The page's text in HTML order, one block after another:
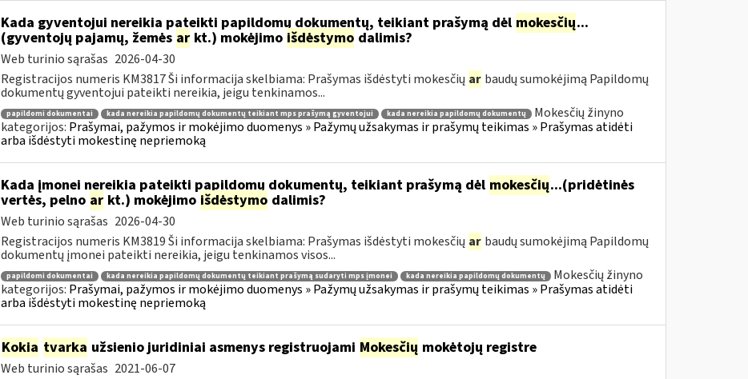
Kada gyventojui nereikia pateikti papildomų dokumentų, teikiant prašymą dėl mokesčių...
(gyventojų pajamų, žemės arkt.) mokėjimo išdėstymo dalimis?
Web turinio sąrašas 2026-04-30
Registracijos numeris KM3817 Ši informacija skelbiama: Prašymas išdėstyti mokesčių ar baudų sumokėjimą Papildomų
dokumentų gyventojui pateikti nereikia, jeigu tenkinamos...
papildomi dokumentai kada nereikia papildomų dokumentų teikiant mps prašymą gyventojui kada nereikia papildomų dokumentų
Mokesčių žinyno
kategorijos: Prašymai, pažymos ir mokėjimo duomenys » Pažymų užsakymas ir prašymų teikimas » Prašymas atidėti
arba išdėstyti mokestinę nepriemoką
Kada įmonei nereikia pateikti papildomų dokumentų, teikiant prašymą dėl mokesčių...(pridėtinės
vertės, pelno arkt.) mokėjimo išdėstymo dalimis?
Web turinio sąrašas 2026-04-30
Registracijos numeris KM3819 Ši informacija skelbiama: Prašymas išdėstyti mokesčių ar baudų sumokėjimą Papildomų
dokumentų įmonei pateikti nereikia, jeigu tenkinamos visos...
papildomi dokumentai kada nereikia papildomų dokumentų teikiant prašymą sudaryti mps įmonei kada nereikia papildomų dokumentų
Mokesčių žinyno
kategorijos: Prašymai, pažymos ir mokėjimo duomenys » Pažymų užsakymas ir prašymų teikimas » Prašymas atidėti
arba išdėstyti mokestinę nepriemoką
Kokia tvarka užsienio juridiniai asmenys registruojami Mokesčių mokėtojų registre
Web turinio sąrašas 2021-06-07